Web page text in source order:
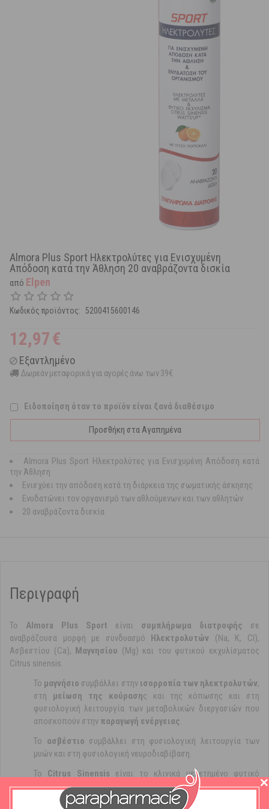
Almora Plus Sport Ηλεκτρολύτες για Ενισχυμένη
Απόδοση κατά την Άθληση 20 αναβράζοντα δισκία
από Elpen
Κωδικός προϊόντος: 5200415600146
12,97€
Εξαντλημένο
Δωρεάν μεταφορικά για αγορές άνω των 39€
Ειδοποίηση όταν το προϊόν είναι ξανά διαθέσιμο
Προσθήκη στα Αγαπημένα
Almora Plus Sport Ηλεκτρολύτες για Ενισχυμένη Απόδοση κατά
την Άθληση
Ενισχύει την απόδοση κατά τη διάρκεια της σωματικής άσκησης
Ενυδατώνει τον οργανισμό των αθλούμενων και των αθλητών
20 αναβράζοντα δισκία
Περιγραφή
To Almora Plus Sport είναι συμπλήρωμα διατροφής σε
αναβράζουσα μορφή με συνδυασμό Ηλεκτρολυτών (Na, K, Cl),
Ασβεστίου (Ca), Μαγνησίου (Mg) και του φυτικού εκχυλίσματος
Citrus sinensis.
Το μαγνήσιο συμβάλλει στηνισορροπία των ηλεκτρολυτών,
στη μείωση της κούρασης και της κόπωσης και στη
φυσιολογική λειτουργία των μεταβολικών διεργασιών που
αποσκοπούν στην παραγωγή ενέργειας.
Το ασβέστιο συμβάλλει στη φυσιολογική λειτουργία των
μυών και στη φυσιολογική νευροδιαβίβαση.
Το Citrus Sinensis είναι το κλινικά μελετημένο φυτικό
εκχύλισμα εσπεριδοειδών με ισχυρήαντιοξειδωτική δράση
που αποδεδειγμένα αυξάνει την απόδοση κατά τη διάρκεια